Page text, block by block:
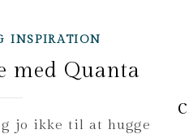
INSPIRATION
med Quanta
jo ikke til at hugge